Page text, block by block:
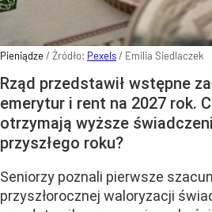
Pieniądze/ Źródło: Pexels/ Emilia Siedlaczek
Rząd przedstawił wstępne
emerytur i rent na 2027 rok.
otrzymają wyższe
przyszłego roku?
Seniorzy poznali pierwsze
przyszłorocznej waloryzacji